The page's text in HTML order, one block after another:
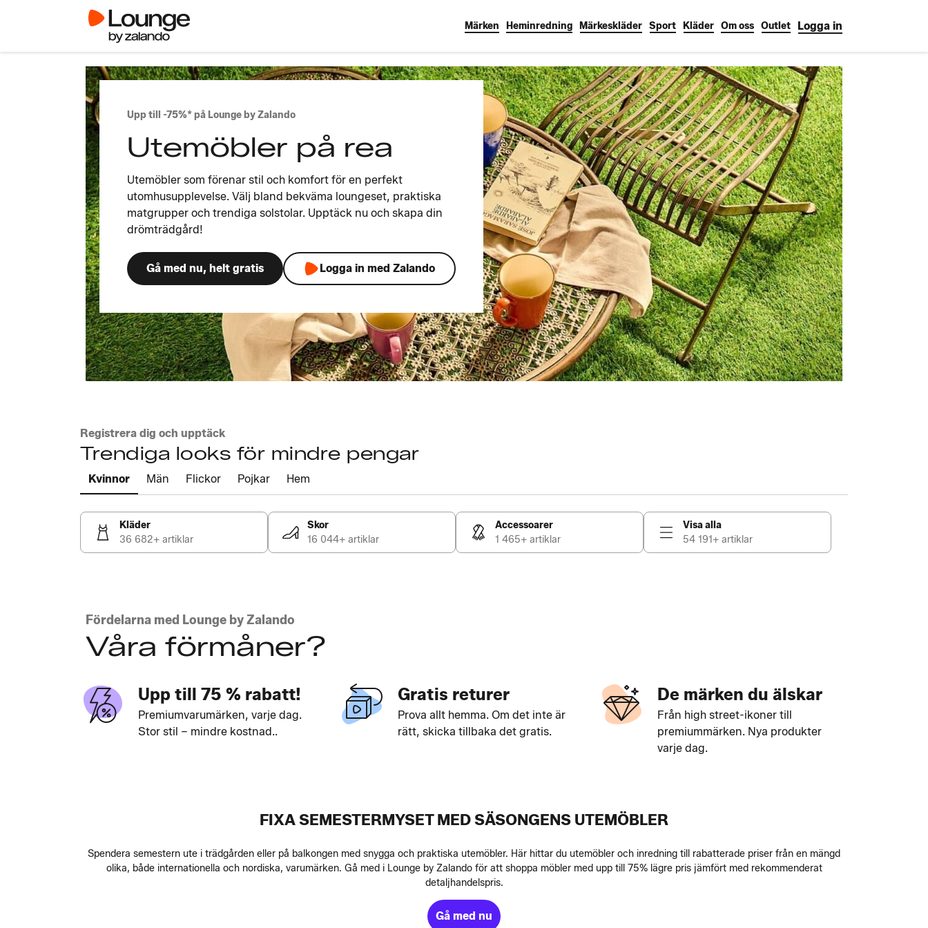
Märken Heminredning Märkeskläder Sport Kläder Om oss Outlet Logga in
Upp till -75%* på Lounge by Zalando
Utemöbler på rea
Utemöbler som förenar stil och komfort för en perfekt
utomhusupplevelse. Välj bland bekväma loungeset, praktiska
matgrupper och trendiga solstolar. Upptäck nu och skapa din
drömträdgård!
Gå med nu, helt gratis Logga in med Zalando
Registrera dig och upptäck
Trendiga looks för mindre pengar
Kvinnor Män Flickor Pojkar Hem
Kläder
36 682+ artiklar
Skor
16 044+ artiklar
Accessoarer
1 465+ artiklar
Visa alla
54 191+ artiklar
Fördelarna med Lounge by Zalando
Våra förmåner?
Upp till 75 % rabatt!
Premiumvarumärken, varje dag.
Stor stil – mindre kostnad..
Gratis returer
Prova allt hemma. Om det inte är
rätt, skicka tillbaka det gratis.
De märken du älskar
Från high street-ikoner till
premiummärken. Nya produkter
varje dag.
FIXA SEMESTERMYSET MED SÄSONGENS UTEMÖBLER
Spendera semestern ute i trädgården eller på balkongen med snygga och praktiska utemöbler. Här hittar du utemöbler och inredning till rabatterade priser från en mängd
olika, både internationella och nordiska, varumärken. Gå med i Lounge by Zalando för att shoppa möbler med upp till 75% lägre pris jämfört med rekommenderat
detaljhandelspris.
Gå med nu